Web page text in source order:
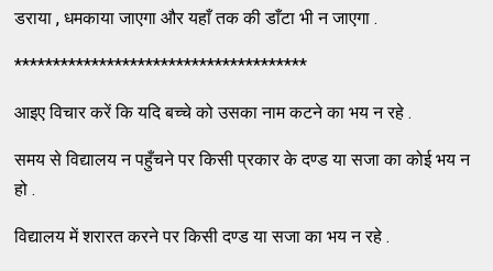
डराया , धमकाया जाएगा और यहाँ तक की डाँटा भी न जाएगा .
**************************************
आइए विचार करें कि यदि बच्चे को उसका नाम कटने का भय न रहे .
समय से विद्यालय न पहुँचने पर किसी प्रकार के दण्ड या सजा का कोई भय न
हो .
विद्यालय में शरारत करने पर किसी दण्ड या सजा का भय न रहे .